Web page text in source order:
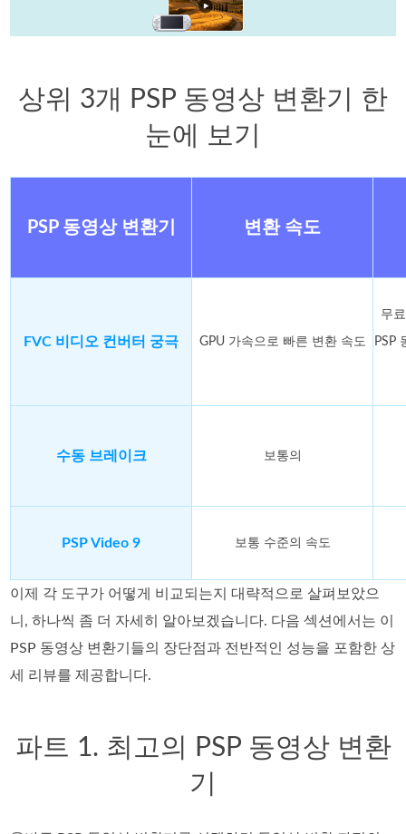
상위 3개 PSP 동영상 변환기 한
눈에 보기
PSP 동영상 변환기 변환 속도
FVC 비디오 컨버터 궁극 GPU 가속으로 빠른 변환 속도
무
PSP
수동 브레이크 보통의
PSP Video 9 보통 수준의 속도
이제 각 도구가 어떻게 비교되는지 대략적으로 살펴보았으
니, 하나씩 좀 더 자세히 알아보겠습니다. 다음 섹션에서는 이
PSP 동영상 변환기들의 장단점과 전반적인 성능을 포함한 상
세 리뷰를 제공합니다.
파트 1. 최고의 PSP 동영상 변환
기